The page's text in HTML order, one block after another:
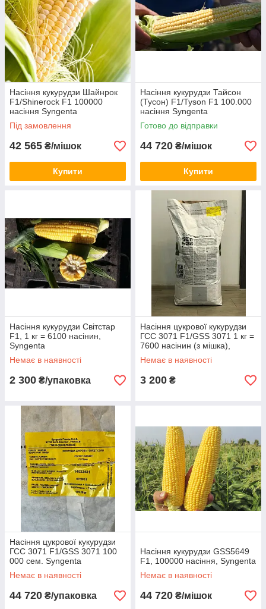
Насіння кукурудзи Шайнрок
F1/Shinerock F1 100000
насіння Syngenta
Під замовлення
42 565 ₴/мішок
Купити
Насіння кукурудзи Тайсон
(Тусон) F1/Tyson F1 100.000
насіння Syngenta
Готово до відправки
44 720 ₴/мішок
Купити
Насіння кукурудзи Світстар
F1, 1 кг = 6100 насінин,
Syngenta
Немає в наявності
2 300 ₴/упаковка
Насіння цукрової кукурудзи
ГСС 3071 F1/GSS 3071 1 кг =
7600 насінин (з мішка),
Syngenta
Немає в наявності
3 200 ₴
Насіння цукрової кукурудзи
ГСС 3071 F1/GSS 3071 100
000 сем. Syngenta
Немає в наявності
44 720 ₴/упаковка
Насіння кукурудзи GSS5649
F1, 100000 насіння, Syngenta
Немає в наявності
44 720 ₴/мішок